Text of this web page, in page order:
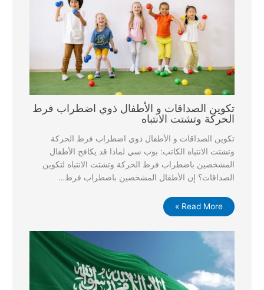
تكوين الصداقات و الأطفال ذوي اضطراب فرط
الحركة وتشتت الانتباه
تكوين الصداقات و الأطفال ذوي اضطراب فرط الحركة
وتشتت الانتباه الكاتب: بوب سي لماذا قد يكافح الأطفال
المشخصين باضطراب فرط الحركة وتشتت الانتباه لتكوين
الصداقات؟ إن الأطفال المشخصين باضطراب فرط…
Read More »